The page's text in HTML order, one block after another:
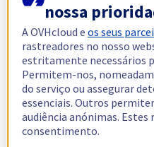
nossa
A OVHcloud eos seus
rastreadores no nosso
estritamente necessários
Permitem-nos,
do serviço ou assegurar
essenciais. Outros
audiência anónimas.
consentimento.